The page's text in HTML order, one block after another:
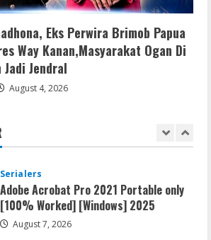
Eks Perwira Brimob Papua
Way Kanan,Masyarakat Ogan Di
Jadi Jendral
August 4, 2026
Umum
Kemarau Panjang Picu Kebakaran di
Sangkaran Bhakti; Rumah Ibu Yuli
Hangus Dilalap Api
August 7, 2026
[100% Worked] [Windows] 2025
VL
Office 2021 Home & Student 64 bit ISO
Image .tоr𝚛еnt